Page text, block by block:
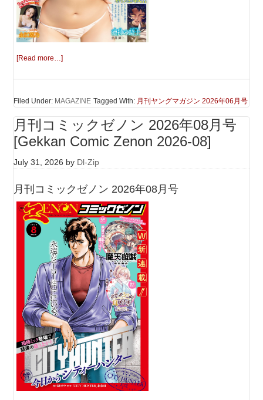
[Read more…]
Filed Under: MAGAZINE Tagged With: 月刊ヤングマガジン 2026年06月号
月刊コミックゼノン 2026年08月号
[Gekkan Comic Zenon 2026-08]
July 31, 2026 by Dl-Zip
月刊コミックゼノン 2026年08月号